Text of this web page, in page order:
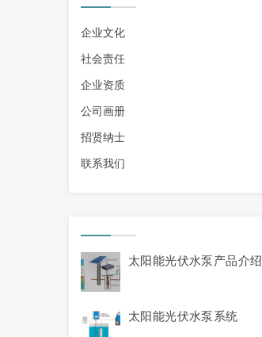
企业文化
社会责任
企业资质
公司画册
招贤纳士
联系我们
太阳能光伏水泵产品介绍
太阳能光伏水泵系统